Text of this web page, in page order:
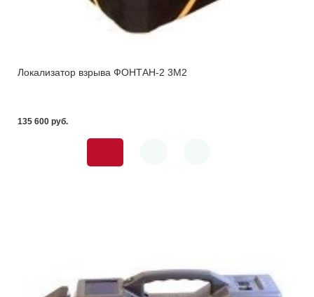
Локализатор взрыва ФОНТАН-2 3М2
135 600 pуб.